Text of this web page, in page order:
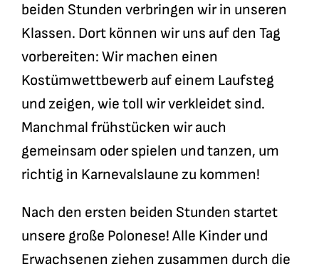
beiden Stunden verbringen wir in unseren
Klassen. Dort können wir uns auf den Tag
vorbereiten: Wir machen einen
Kostümwettbewerb auf einem Laufsteg
und zeigen, wie toll wir verkleidet sind.
Manchmal frühstücken wir auch
gemeinsam oder spielen und tanzen, um
richtig in Karnevalslaune zu kommen!
Nach den ersten beiden Stunden startet
unsere große Polonese! Alle Kinder und
Erwachsenen ziehen zusammen durch die